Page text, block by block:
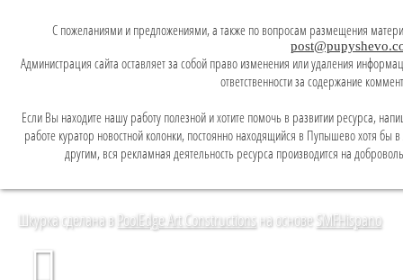
C пожеланиями и предложениями, а также по вопросам размещения
Администрация сайта оставляет за собой право изменения или удаления
ответственности за содержание
Если Вы находите нашу работу полезной и хотите помочь в развитии ресурса,
работе куратор новостной колонки, постоянно находящийся в Пупышево хотя бы
другим, вся рекламная деятельность ресурса производится на
Шкурка сделана в PoolEdge Art Constructions на основеSMFHispano